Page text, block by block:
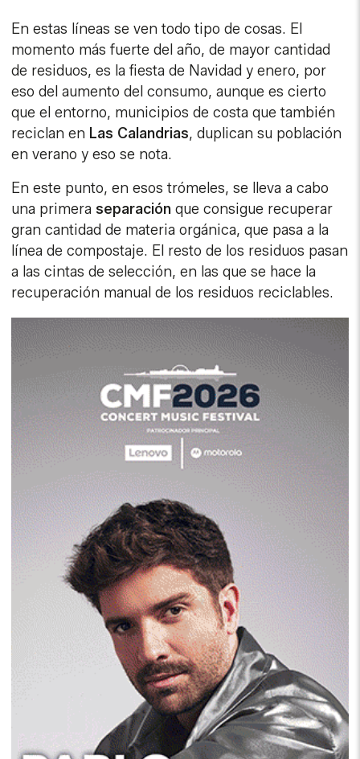
En estas líneas se ven todo tipo de cosas. El
momento más fuerte del año, de mayor cantidad
de residuos, es la fiesta de Navidad y enero, por
eso del aumento del consumo, aunque es cierto
que el entorno, municipios de costa que también
reciclan en Las Calandrias, duplican su población
en verano y eso se nota.
En este punto, en esos trómeles, se lleva a cabo
una primeraseparaciónque consigue recuperar
gran cantidad de materia orgánica, que pasa a la
línea de compostaje. El resto de los residuos pasan
a las cintas de selección, en las que se hace la
recuperación manual de los residuos reciclables.